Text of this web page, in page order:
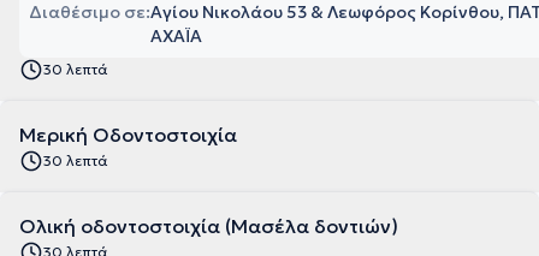
Διαθέσιμο σε:Αγίου Νικολάου 53 & Λεωφόρος Κορίνθου,
ΑΧΑΪΑ
30 λεπτά
Μερική Οδοντοστοιχία
30 λεπτά
Ολική οδοντοστοιχία (Μασέλα δοντιών)
30 λεπτά